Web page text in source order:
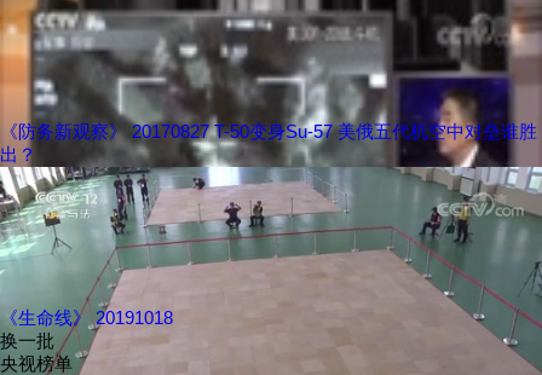
《防务新观察》 20170827 T-50变身Su-57 美俄五代机空中对垒谁胜
出？
《生命线》 20191018
换一批
央视榜单